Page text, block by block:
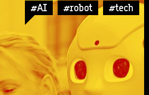
#AI #robot #tech